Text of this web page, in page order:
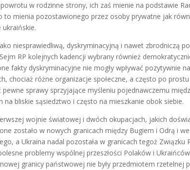
w rodzinne strony, ich zaś mienie na podstawie
to mienia pozostawionego przez osoby prywatne jak
ukraińskie.
niesprawiedliwą, dyskryminacyjną i nawet zbrodniczą
RP kolejnych kadencji wybrany również
fakty dyskryminacyjne nie mogły wpływać pozytywnie
chociaż różne organizacje społeczne, a często po
pewne sprawy sprzyjające myśleniu pojednawczemu
na bliskie sąsiedztwo i często na mieszkanie obok siebie.
wojnie światowej i dwóch okupacjach, jakich
zostało w nowych granicach między Bugiem i Odrą i
a Ukraina nadal pozostała w granicach tegoż
problemy wspólnej przeszłości Polaków i
granicy państwowej nie były przedmiotem rzetelnej